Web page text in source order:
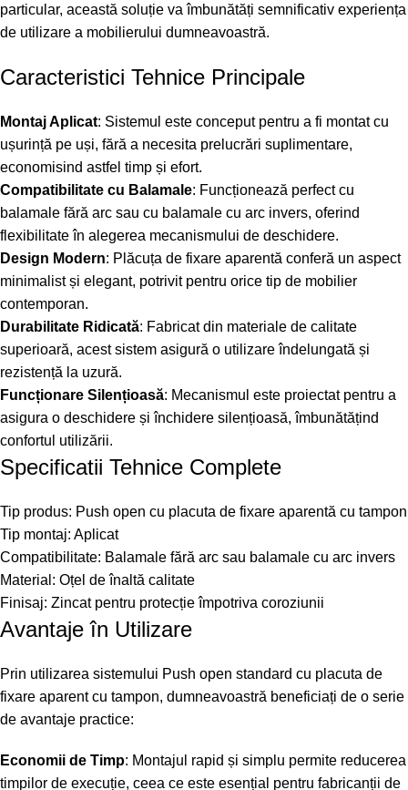
particular, această soluție va îmbunătăți semnificativ experiența
de utilizare a mobilierului dumneavoastră.
Caracteristici Tehnice Principale
Montaj Aplicat: Sistemul este conceput pentru a fi montat cu
ușurință pe uși, fără a necesita prelucrări suplimentare,
economisind astfel timp și efort.
Compatibilitate cu Balamale: Funcționează perfect cu
balamale fără arc sau cu balamale cu arc invers, oferind
flexibilitate în alegerea mecanismului de deschidere.
Design Modern: Plăcuța de fixare aparentă conferă un aspect
minimalist și elegant, potrivit pentru orice tip de mobilier
contemporan.
Durabilitate Ridicată: Fabricat din materiale de calitate
superioară, acest sistem asigură o utilizare îndelungată și
rezistență la uzură.
Funcționare Silențioasă: Mecanismul este proiectat pentru a
asigura o deschidere și închidere silențioasă, îmbunătățind
confortul utilizării.
Specificatii Tehnice Complete
Tip produs: Push open cu placuta de fixare aparentă cu tampon
Tip montaj: Aplicat
Compatibilitate: Balamale fără arc sau balamale cu arc invers
Material: Oțel de înaltă calitate
Finisaj: Zincat pentru protecție împotriva coroziunii
Avantaje în Utilizare
Prin utilizarea sistemului Push open standard cu placuta de
fixare aparent cu tampon, dumneavoastră beneficiați de o serie
de avantaje practice:
Economii de Timp: Montajul rapid și simplu permite reducerea
timpilor de execuție, ceea ce este esențial pentru fabricanții de